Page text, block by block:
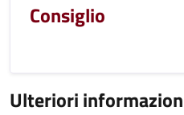
Consiglio
Ulteriori